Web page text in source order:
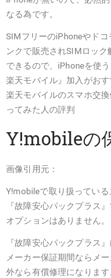
なる為です。
SIMフリーのiPhoneやド
ンクで販売されSIMロッ
できるので、iPhoneを使
楽天モバイル』加入がおす
楽天モバイルのスマホ交
ってみた人の評判
Y!mobileの
画像引用元：
Y!mobileで取り扱ってい
『故障安心パックプラス
オプションはありません。
『故障安心パックプラス
メーカー保証期間ならメ
外なら有償修理になります